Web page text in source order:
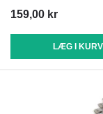
159,00 kr
LÆG I KURV